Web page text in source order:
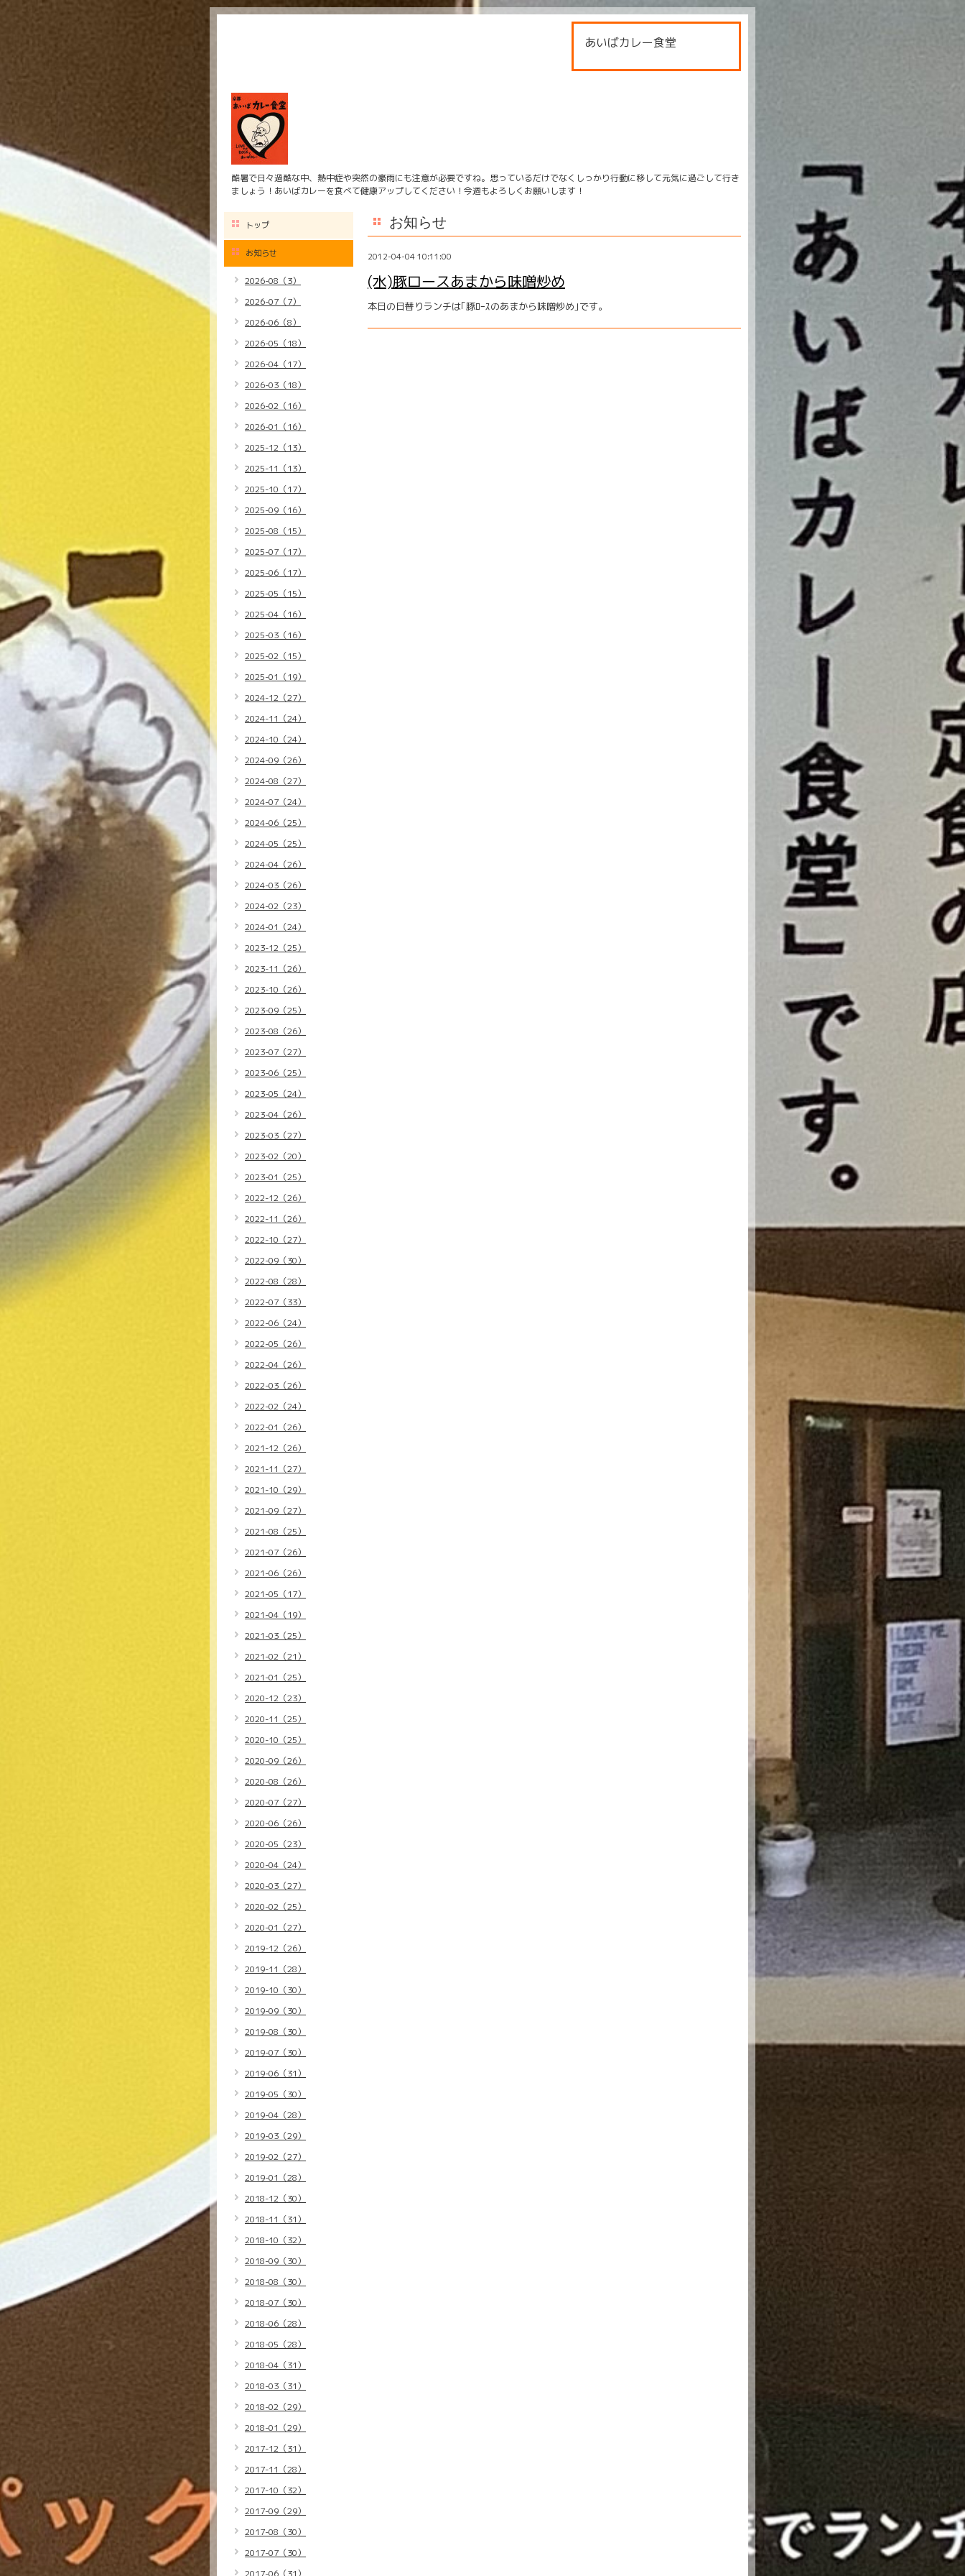
あいばカレー食堂
酷暑で日々過酷な中、熱中症や突然の豪雨にも注意が必要ですね。思っているだけでなくしっかり行動に移して元気に過ごして行き
ましょう！あいばカレーを食べて健康アップしてください！今週もよろしくお願いします！
お知らせ
2012-04-04 10:11:00
(水)豚ロースあまから味噌炒め
本日の日替りランチは｢豚ﾛｰｽのあまから味噌炒め｣です。
トップ
お知らせ
2026-08（3）
2026-07（7）
2026-06（8）
2026-05（18）
2026-04（17）
2026-03（18）
2026-02（16）
2026-01（16）
2025-12（13）
2025-11（13）
2025-10（17）
2025-09（16）
2025-08（15）
2025-07（17）
2025-06（17）
2025-05（15）
2025-04（16）
2025-03（16）
2025-02（15）
2025-01（19）
2024-12（27）
2024-11（24）
2024-10（24）
2024-09（26）
2024-08（27）
2024-07（24）
2024-06（25）
2024-05（25）
2024-04（26）
2024-03（26）
2024-02（23）
2024-01（24）
2023-12（25）
2023-11（26）
2023-10（26）
2023-09（25）
2023-08（26）
2023-07（27）
2023-06（25）
2023-05（24）
2023-04（26）
2023-03（27）
2023-02（20）
2023-01（25）
2022-12（26）
2022-11（26）
2022-10（27）
2022-09（30）
2022-08（28）
2022-07（33）
2022-06（24）
2022-05（26）
2022-04（26）
2022-03（26）
2022-02（24）
2022-01（26）
2021-12（26）
2021-11（27）
2021-10（29）
2021-09（27）
2021-08（25）
2021-07（26）
2021-06（26）
2021-05（17）
2021-04（19）
2021-03（25）
2021-02（21）
2021-01（25）
2020-12（23）
2020-11（25）
2020-10（25）
2020-09（26）
2020-08（26）
2020-07（27）
2020-06（26）
2020-05（23）
2020-04（24）
2020-03（27）
2020-02（25）
2020-01（27）
2019-12（26）
2019-11（28）
2019-10（30）
2019-09（30）
2019-08（30）
2019-07（30）
2019-06（31）
2019-05（30）
2019-04（28）
2019-03（29）
2019-02（27）
2019-01（28）
2018-12（30）
2018-11（31）
2018-10（32）
2018-09（30）
2018-08（30）
2018-07（30）
2018-06（28）
2018-05（28）
2018-04（31）
2018-03（31）
2018-02（29）
2018-01（29）
2017-12（31）
2017-11（28）
2017-10（32）
2017-09（29）
2017-08（30）
2017-07（30）
2017-06（31）